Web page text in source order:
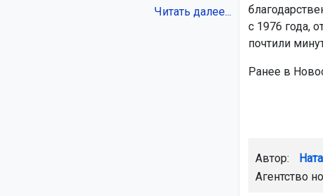
Читать далее...
с 1976 года,
почтили
Ранее в
Автор:
Агентство